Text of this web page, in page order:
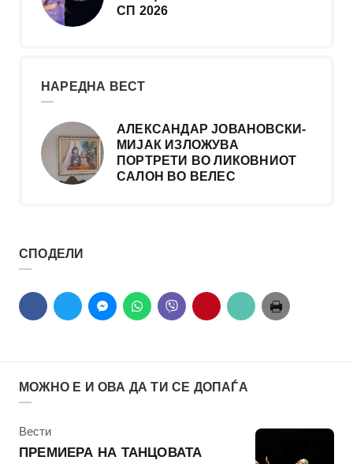
СП 2026
НАРЕДНА ВЕСТ
АЛЕКСАНДАР ЈОВАНОВСКИ-
МИЈАК ИЗЛОЖУВА
ПОРТРЕТИ ВО ЛИКОВНИОТ
САЛОН ВО ВЕЛЕС
СПОДЕЛИ
МОЖНО Е И ОВА ДА ТИ СЕ ДОПАЃА
КАтегорија
Вести
ПРЕМИЕРА НА ТАНЦОВАТА